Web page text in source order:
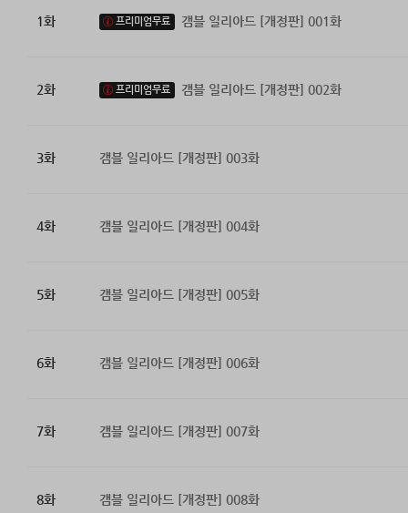
1화 프리미엄무료 갬블 일리아드 [개정판] 001화
2화 프리미엄무료 갬블 일리아드 [개정판] 002화
3화 갬블 일리아드 [개정판] 003화
4화 갬블 일리아드 [개정판] 004화
5화 갬블 일리아드 [개정판] 005화
6화 갬블 일리아드 [개정판] 006화
7화 갬블 일리아드 [개정판] 007화
8화 갬블 일리아드 [개정판] 008화